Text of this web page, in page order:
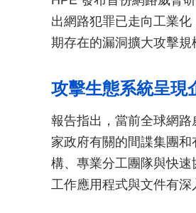
出網路犯罪已走向工業
期存在的漏洞擴大攻擊規
攻擊生態系統呈現
報告指出，當前全球網
家政府有關的間諜集團
構、專業分工團隊與快
工作應用程式與文件有深